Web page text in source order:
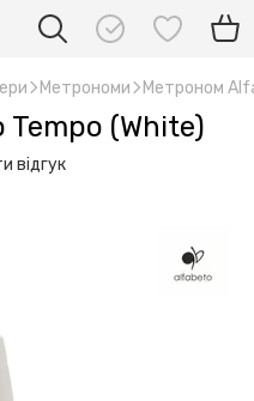
Метрономи Метроном
(White)
відгук